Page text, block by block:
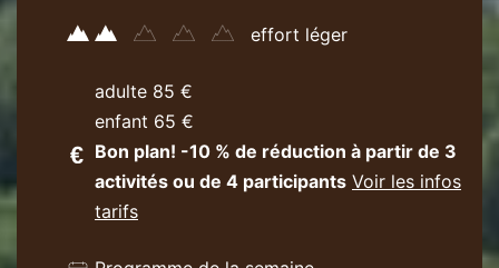
effort léger
adulte 85 €
enfant 65 €
Bon plan! -10 % de réduction à partir de 3
activités ou de 4 participants Voir les infos
tarifs